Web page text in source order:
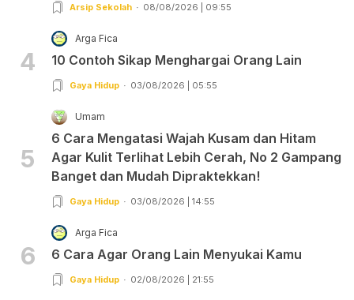
Arsip Sekolah 08/08/2026 | 09:55
4
Arga Fica
10 Contoh Sikap Menghargai Orang Lain
Gaya Hidup 03/08/2026 | 05:55
5
Umam
6 Cara Mengatasi Wajah Kusam dan Hitam
Agar Kulit Terlihat Lebih Cerah, No 2 Gampang
Banget dan Mudah Dipraktekkan!
Gaya Hidup 03/08/2026 | 14:55
6
Arga Fica
6 Cara Agar Orang Lain Menyukai Kamu
Gaya Hidup 02/08/2026 | 21:55